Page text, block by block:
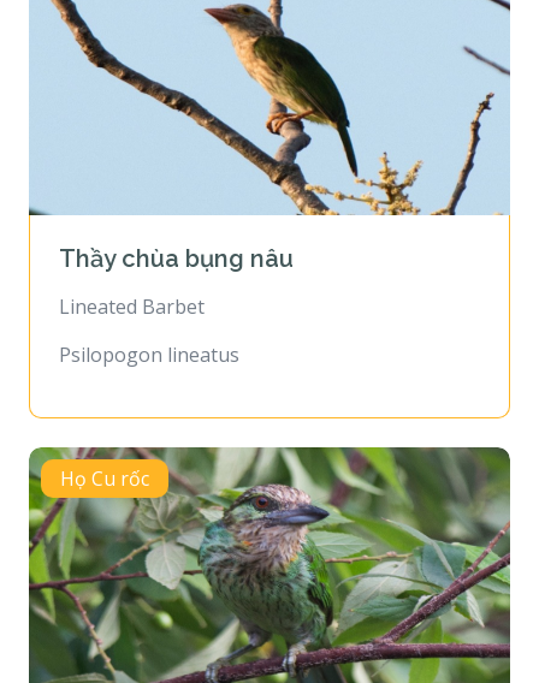
Thầy chùa bụng nâu
Lineated Barbet
Psilopogon lineatus
Họ Cu rốc